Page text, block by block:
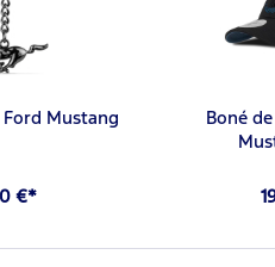
Mustang
€*
Boné